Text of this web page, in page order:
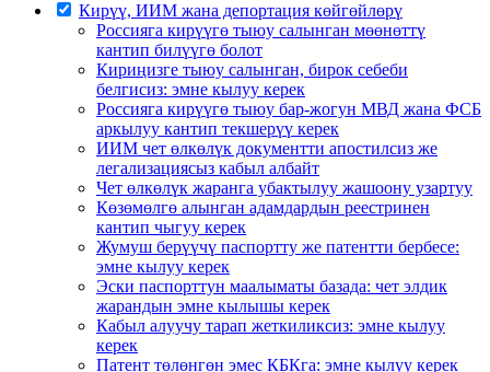
Кирүү, ИИМ жана депортация көйгөйлөрү
Россияга кирүүгө тыюу салынган мөөнөттү
кантип билүүгө болот
Кириңизге тыюу салынган, бирок себеби
белгисиз: эмне кылуу керек
Россияга кирүүгө тыюу бар-жогун МВД жана ФСБ
аркылуу кантип текшерүү керек
ИИМ чет өлкөлүк документти апостилсиз же
легализациясыз кабыл албайт
Чет өлкөлүк жаранга убактылуу жашоону узартуу
Көзөмөлгө алынган адамдардын реестринен
кантип чыгуу керек
Жумуш берүүчү паспортту же патентти бербесе:
эмне кылуу керек
Эски паспорттун маалыматы базада: чет элдик
жарандын эмне кылышы керек
Кабыл алуучу тарап жеткиликсиз: эмне кылуу
керек
Патент төлөнгөн эмес КБКга: эмне кылуу керек